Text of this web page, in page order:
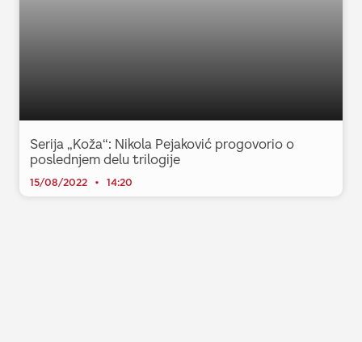
Serija „Koža“: Nikola Pejaković progovorio o
poslednjem delu trilogije
15/08/2022 14:20